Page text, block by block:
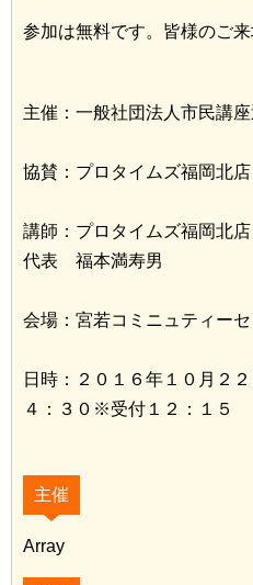
参加は無料です。皆様のご
主催：一般社団法人市民講
協賛：プロタイムズ福岡北
講師：プロタイムズ福岡北
代表 福本満寿男
会場：宮若コミニュティー
日時：２０１６年１０月２
４：３０※受付１２：１５
主催
Array